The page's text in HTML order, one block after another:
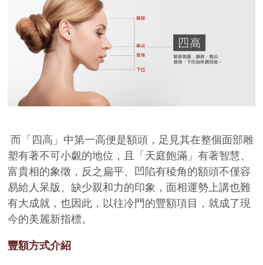
而「四高」中第一高便是額頭，足見其在整個面部雕
塑有著不可小覷的地位，且「天庭飽滿」有著智慧、
富貴相的象徵，反之扁平、凹陷有稜角的額頭不僅容
易給人呆版、缺少親和力的印象，面相運勢上講也難
有大成就，也因此，以往冷門的豐額項目，就成了現
今的美麗新指標。
豐額方式介紹